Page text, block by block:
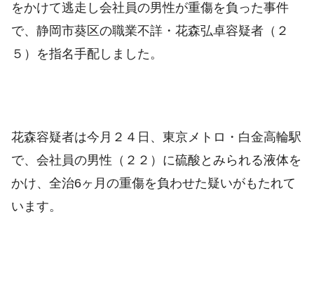
をかけて逃走し会社員の男性が重傷を負った事件
で、 静岡市葵区の職業不詳・花森弘卓容疑者（２
５）を指名手配しました。
花森容疑者は今月２４日、東京メトロ・白金高輪駅
で、会社員の男性（２２）に硫酸とみられる液体を
かけ、全治6ヶ月の重傷を負わせた疑いがもたれて
います。